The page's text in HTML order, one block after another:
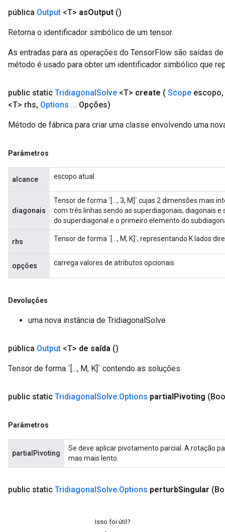
pública Output <T> asOutput ()
Retorna o identificador simbólico de um tensor.
As entradas para as operações do TensorFlow são saídas
método é usado para obter um identificador simbólico que
public static TridiagonalSolve <T> create ( Scope escopo,
<T> rhs, Options ... Opções)
Método de fábrica para criar uma classe envolvendo uma
Parâmetros
alcance escopo atual
diagonais
Tensor de forma `[..., 3, M]` cujas 2 dimensões mais
com três linhas sendo as superdiagonais, diagonais
do superdiagonal e o primeiro elemento do
rhs Tensor de forma `[..., M, K]`, representando K lados
opções carrega valores de atributos opcionais
Devoluções
uma nova instância de TridiagonalSolve
pública Output <T> de saída ()
Tensor de forma `[..., M, K]` contendo as soluções
public static TridiagonalSolve.Options partialPivoting
Parâmetros
partialPivoting
Se deve aplicar pivotamento parcial. A rotação
mas mais lento.
public static TridiagonalSolve.Options perturbSingular
Isso foi útil?